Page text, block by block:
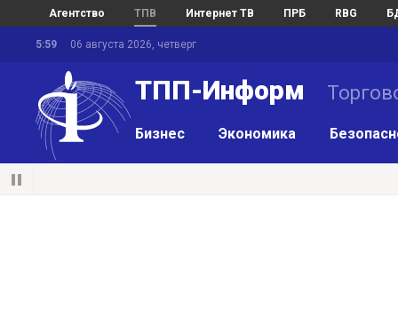
Агентство ТПВ Интернет ТВ ПРБ RBG
5:59 06 августа 2026, четверг
ТПП-Информ
Бизнес Экономика